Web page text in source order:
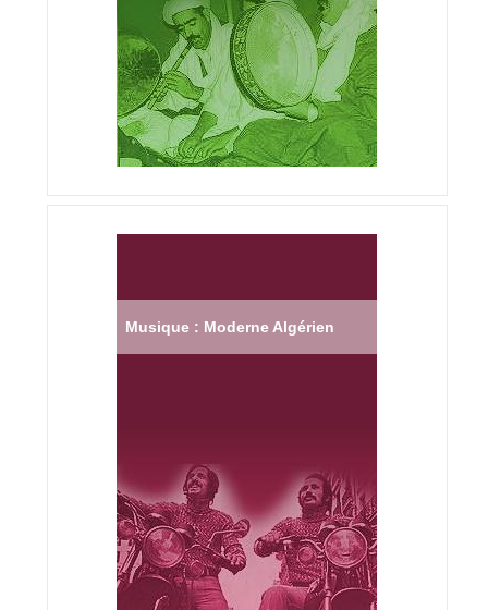
Musique : Moderne Algérien